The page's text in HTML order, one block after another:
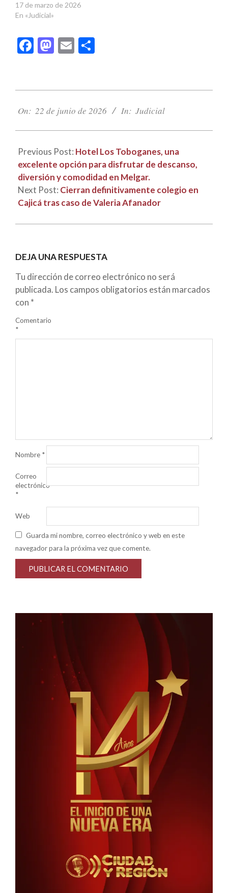
17 de marzo de 2026
En «Judicial»
Facebook
Mastodon
Email
06-
On: 22 de junio de 2026 In: Judicial
Previous Post: Hotel Los Toboganes, una
excelente opción para disfrutar de descanso,
diversión y comodidad en Melgar.
Next Post: Cierran definitivamente colegio en
Cajicá tras caso de Valeria Afanador
DEJA UNA RESPUESTA
Tu dirección de correo electrónico no será
publicada. Los campos obligatorios están marcados
con *
Comentario
*
Nombre *
Correo
electrónico
*
Web
Guarda mi nombre, correo electrónico y web en este
navegador para la próxima vez que comente.